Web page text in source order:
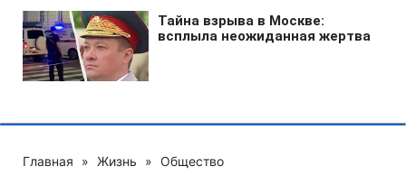
Главная » Жизнь » Общество